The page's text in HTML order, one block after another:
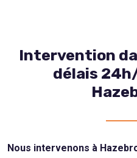
Intervention
délais
Nous intervenons à